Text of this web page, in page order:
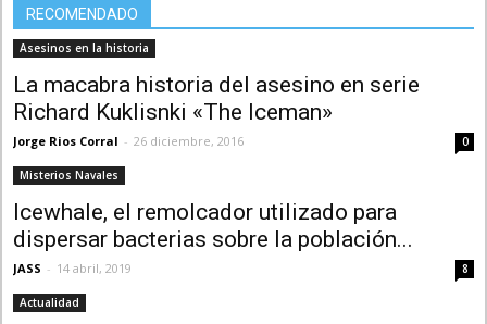
RECOMENDADO
Asesinos en la historia
La macabra historia del asesino en serie
Richard Kuklisnki «The Iceman»
Jorge Rios Corral - 26 diciembre, 2016 0
Misterios Navales
Icewhale, el remolcador utilizado para
dispersar bacterias sobre la población...
JASS - 14 abril, 2019 8
Actualidad